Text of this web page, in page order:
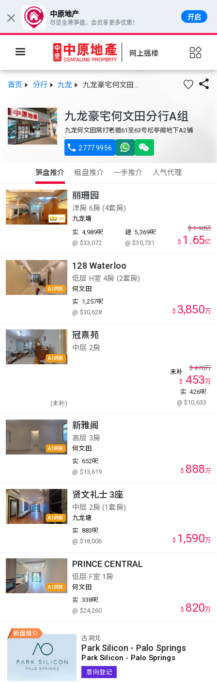
网上搵楼
首页 分行 九龙 九龙豪宅何文田分行A组 
九龙豪宅何文田分行A组
九龙何文田窝打老道61至63号松亭阁地下A2铺
 2777 9956
笋盘推介 租盘推介 一手推介 人气代理
丽珊园
洋房 6房 (4套房)
九龙塘
实 4,989呎
@ $33,072
建 5,369呎
@ $30,731
$ 1.98亿
$ 1.65亿
AI讲房
128 Waterloo
低层 H室 4房 (2套房)
何文田
实 1,257呎
@ $30,628
$ 3,850万
AI讲房
(未补)
冠熹苑
中层 2房
实 426呎
@ $10,633
$ 478万
未补
$ 453万
AI讲房
新雅阁
高层 3房
何文田
实 652呎
@ $13,619
$ 888万
AI讲房
贤文礼士 3座
中层 2房 (1套房)
九龙塘
实 883呎
@ $18,006
$ 1,590万
AI讲房
PRINCE CENTRAL
低层 F室 1房
何文田
实 338呎
@ $24,260
$ 820万
古洞北
Park Silicon - Palo Springs
Park Silicon - Palo Springs
意向登记
× 中原地产
尽览全港笋盘，会员享更多优惠！
开启